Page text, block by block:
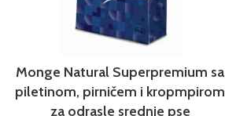
Monge Natural Superpremium sa
piletinom, pirničem i kropmpirom
za odrasle srednje pse